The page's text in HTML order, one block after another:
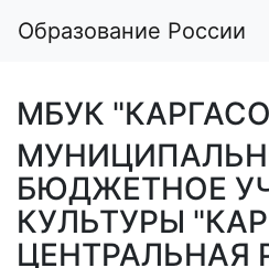
Образование России
МБУК
БЮДЖЕТНОЕ
КУЛЬТУРЫ
ЦЕНТРАЛЬНАЯ